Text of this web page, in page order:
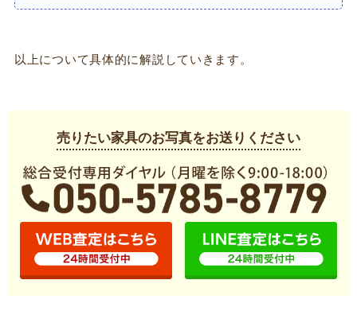
以上について具体的に解説していきます。
売りたい家具のお写真をお送りください